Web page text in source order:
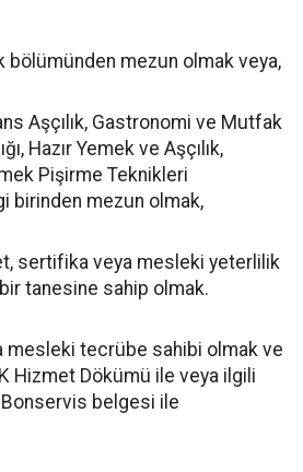
bölümünden mezun olmak veya,
Aşçılık, Gastronomi ve Mutfak
Hazır Yemek ve Aşçılık,
Pişirme Teknikleri
birinden mezun olmak,
sertifika veya mesleki yeterlilik
tanesine sahip olmak.
mesleki tecrübe sahibi olmak ve
Hizmet Dökümü ile veya ilgili
Bonservis belgesi ile